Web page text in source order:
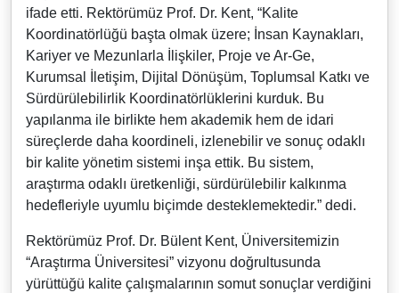
ifade etti. Rektörümüz Prof. Dr. Kent, “Kalite
Koordinatörlüğü başta olmak üzere; İnsan Kaynakları,
Kariyer ve Mezunlarla İlişkiler, Proje ve Ar-Ge,
Kurumsal İletişim, Dijital Dönüşüm, Toplumsal Katkı ve
Sürdürülebilirlik Koordinatörlüklerini kurduk. Bu
yapılanma ile birlikte hem akademik hem de idari
süreçlerde daha koordineli, izlenebilir ve sonuç odaklı
bir kalite yönetim sistemi inşa ettik. Bu sistem,
araştırma odaklı üretkenliği, sürdürülebilir kalkınma
hedefleriyle uyumlu biçimde desteklemektedir.” dedi.
Rektörümüz Prof. Dr. Bülent Kent, Üniversitemizin
“Araştırma Üniversitesi” vizyonu doğrultusunda
yürüttüğü kalite çalışmalarının somut sonuçlar verdiğini